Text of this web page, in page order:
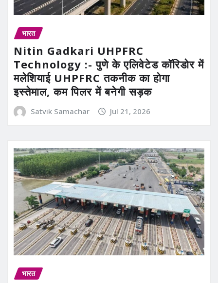
भारत
Nitin Gadkari UHPFRC
Technology :- पुणे के एलिवेटेड कॉरिडोर में
मलेशियाई UHPFRC तकनीक का होगा
इस्तेमाल, कम पिलर में बनेगी सड़क
Satvik Samachar Jul 21, 2026
भारत